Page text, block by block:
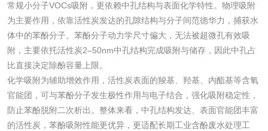
常规小分子VOCs吸附，更依赖中孔结构与表面化学特性。物理吸附
为主要作用，依靠活性炭发达的孔隙结构与分子间范德华力，捕获水
体中的苯酚分子。苯酚分子动力学尺寸偏大，无法被超微孔有效吸
附，主要依托活性炭2–50nm中孔结构完成吸附与储存，因此中孔占
比直接决定除酚容量上限。
化学吸附为辅助增效作用，活性炭表面的羧基、羟基、内酯基等含氧
官能团，可与苯酚分子发生极性作用与电子结合，强化吸附稳定性，
防止苯酚脱附二次析出。整体来看，中孔结构发达、表面官能团丰富
的活性炭，苯酚吸附性能更优异，更适配长期工业含酚废水处理工
水处理剂
水处理药剂检测 聚丙烯酰胺检测
工业乳状氢氧化钙 铝酸钙检测